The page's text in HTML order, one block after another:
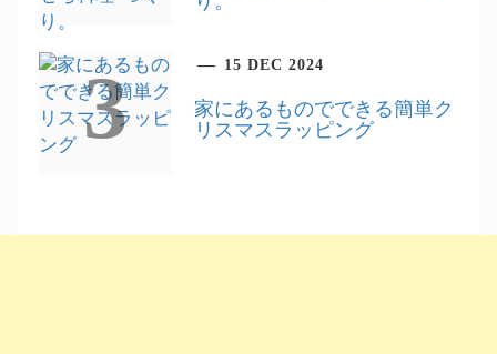
3 15 DEC 2024
家にあるものでできる簡単ク
リスマスラッピング